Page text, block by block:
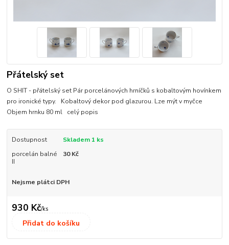
Přátelský set
O SHIT - přátelský set Pár porcelánových hrníčků s kobaltovým hovínkem
pro ironické typy. Kobaltový dekor pod glazurou. Lze mýt v myčce
Objem hrnku 80 ml celý popis
Dostupnost
Skladem 1 ks
porcelán balné
II
30 Kč
Nejsme plátci DPH
930 Kč/ks
Přidat do košíku